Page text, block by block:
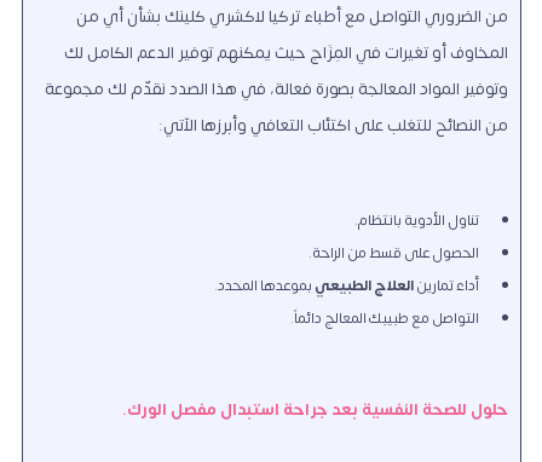
من الضروري التواصل مع أطباء تركيا لاكشري كلينك بشأن أي من
المخاوف أو تغيرات في المِزَاج حيث يمكنهم توفير الدعم الكامل لك
وتوفير المواد المعالجة بصورة فعالة، في هذا الصدد نقدّم لك مجموعة
من النصائح للتغلب على اكتئاب التعافي وأبرزها الآتي:
تناول الأدوية بانتظام.
الحصول على قسط من الراحة.
أداء تمارينالعلاج الطبيعيبموعدها المحدد.
التواصل مع طبيبك المعالج دائماً.
حلول للصحة النفسية بعد جراحة استبدال مفصل الورك.